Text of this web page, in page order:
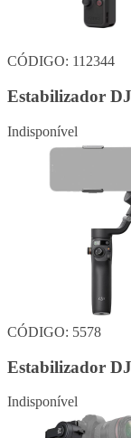
CÓDIGO: 112344
Estabilizador
Indisponível
CÓDIGO: 5578
Estabilizador
Indisponível